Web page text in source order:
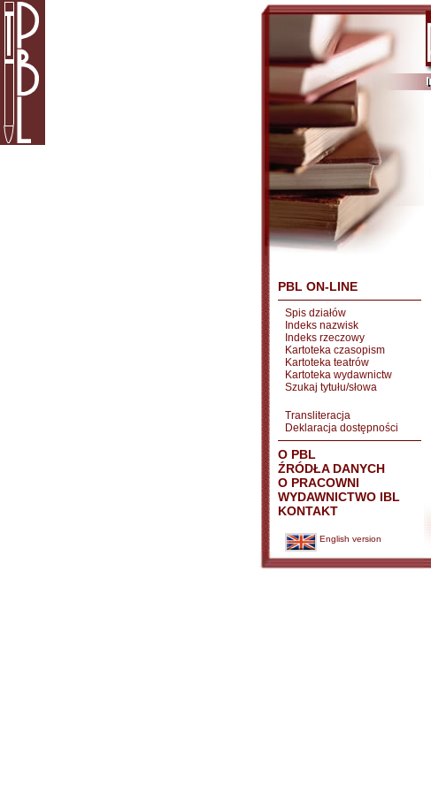
PBL ON-LINE
Spis działów
Indeks nazwisk
Indeks rzeczowy
Kartoteka czasopism
Kartoteka teatrów
Kartoteka wydawnictw
Szukaj tytułu/słowa
Transliteracja
Deklaracja dostępności
O PBL
ŹRÓDŁA DANYCH
O PRACOWNI
WYDAWNICTWO IBL
KONTAKT
English version